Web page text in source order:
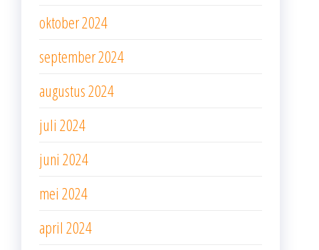
oktober 2024
september 2024
augustus 2024
juli 2024
juni 2024
mei 2024
april 2024